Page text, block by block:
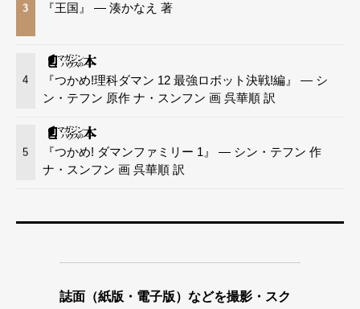
3 『王国』 — 湊かなえ 著
4
『つかめ!理科ダマン 12 最強ロボット決戦!編』 — シ
ン・テフン 原作 ナ・スンフン 画 呉華順 訳
5
『つかめ! ダマンファミリー 1』 — シン・テフン 作
ナ・スンフン 画 呉華順 訳
誌面（紙版・電子版）などを撮影・スク